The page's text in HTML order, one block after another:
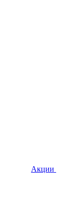
Акции